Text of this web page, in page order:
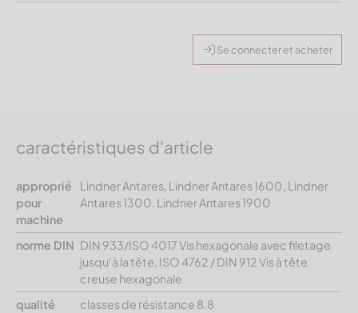
Se connecter et acheter
caractéristiques d'article
approprié
pour
machine
Lindner Antares, Lindner Antares 1600, Lindner
Antares 1300, Lindner Antares 1900
norme DIN DIN 933/ISO 4017 Vis hexagonale avec filetage
jusqu'à la tête, ISO 4762 / DIN 912 Vis à tête
creuse hexagonale
qualité
classes de résistance 8.8